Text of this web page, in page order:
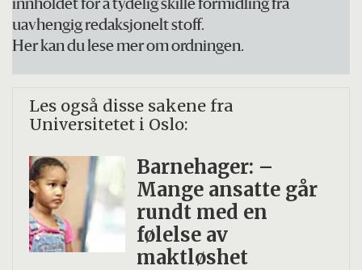
innholdet for å tydelig skille formidling fra
uavhengig redaksjonelt stoff.
Her kan du lese mer om ordningen.
Les også disse sakene fra
Universitetet i Oslo:
Barnehager: –
Mange ansatte går
rundt med en
følelse av
maktløshet